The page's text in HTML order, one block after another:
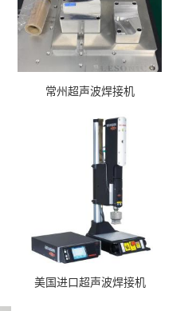
常州超声波焊接机
美国进口超声波焊接机